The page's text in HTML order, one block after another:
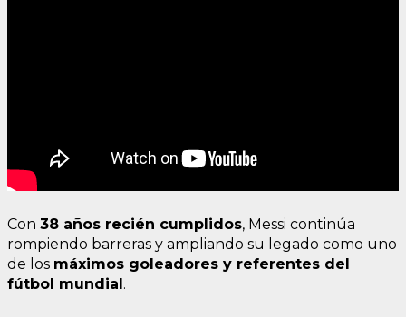
Con 38 años recién cumplidos, Messi continúa
rompiendo barreras y ampliando su legado como uno
de los máximos goleadores y referentes del
fútbol mundial.